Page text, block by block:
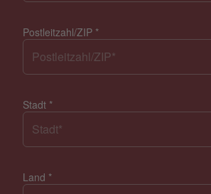
Postleitzahl/ZIP *
Stadt *
Land *